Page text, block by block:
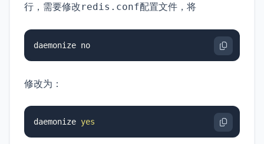
行，需要修改redis.conf配置文件，将
daemonize no
修改为：
daemonize yes